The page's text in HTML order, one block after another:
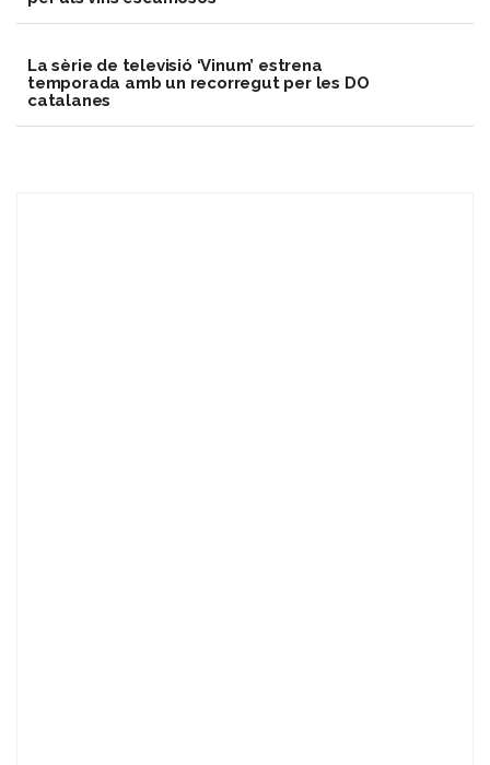
La sèrie de televisió ‘Vinum’ estrena
temporada amb un recorregut per les DO
catalanes